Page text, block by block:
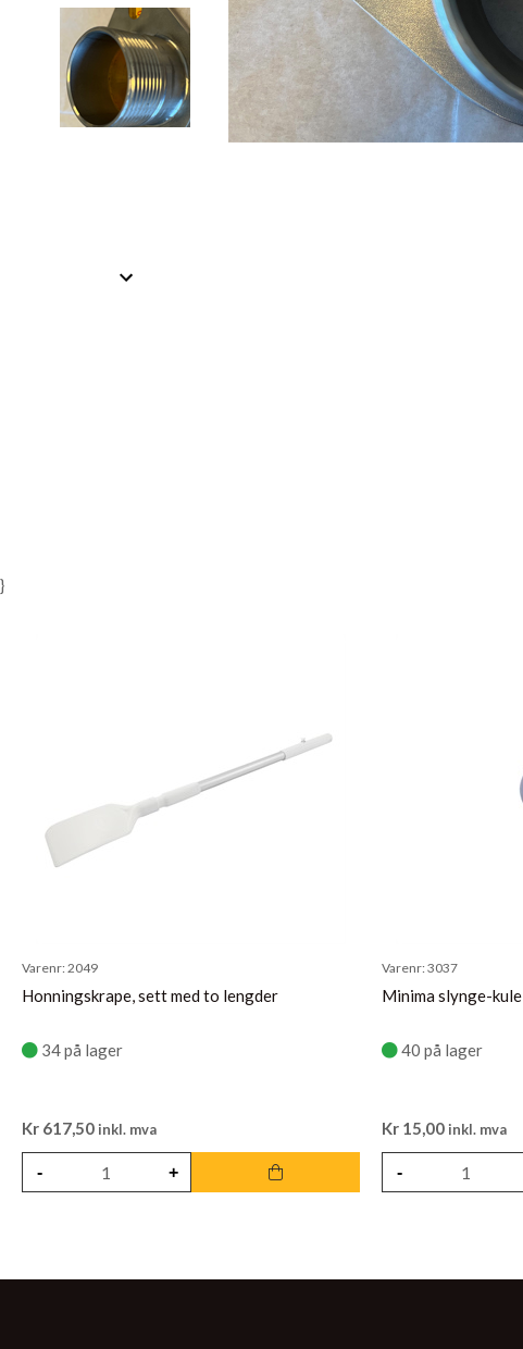
}
Varenr:2049
Honningskrape, sett med to lengder
34 på lager
Kr 617,50 inkl. mva
Varenr:3037
Minima slynge-kule
40 på lager
Kr 15,00 inkl. mva